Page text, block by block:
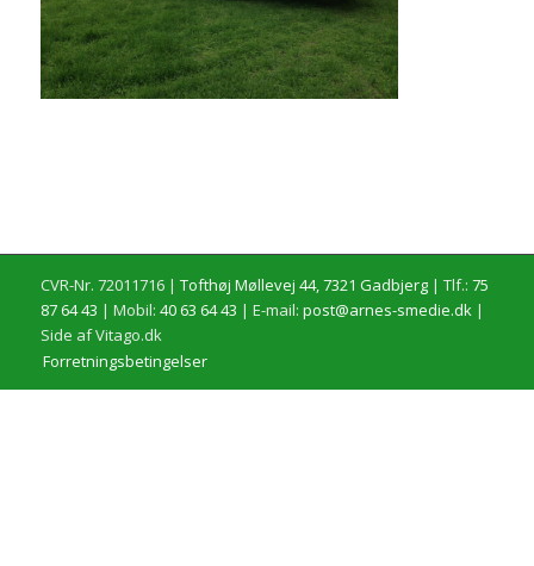
CVR-Nr. 72011716 | Tofthøj Møllevej 44, 7321 Gadbjerg| Tlf.: 75
87 64 43 | Mobil: 40 63 64 43 | E-mail: post@arnes-smedie.dk|
Side af Vitago.dk
Forretningsbetingelser